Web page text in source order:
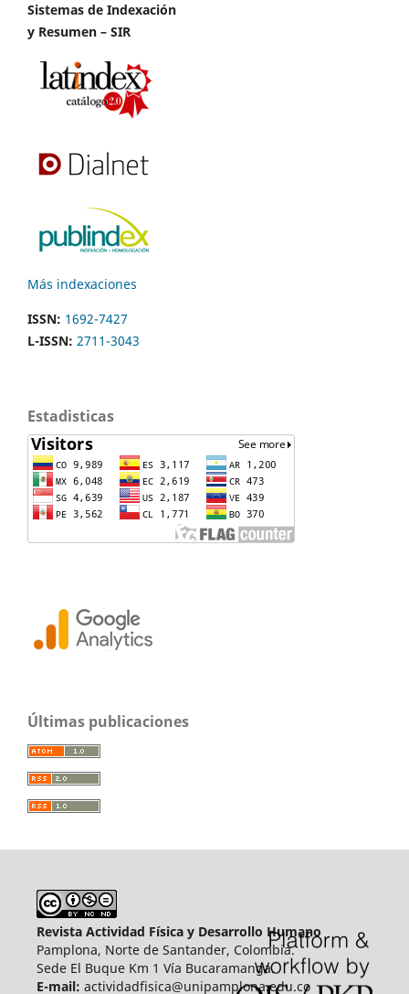
Sistemas de Indexación
y Resumen – SIR
Más indexaciones
ISSN: 1692-7427
L-ISSN: 2711-3043
Estadisticas
Últimas publicaciones
Revista Actividad Física y Desarrollo Humano
Pamplona, Norte de Santander, Colombia.
Sede El Buque Km 1 Vía Bucaramanga.
E-mail: actividadfisica@unipamplona.edu.co